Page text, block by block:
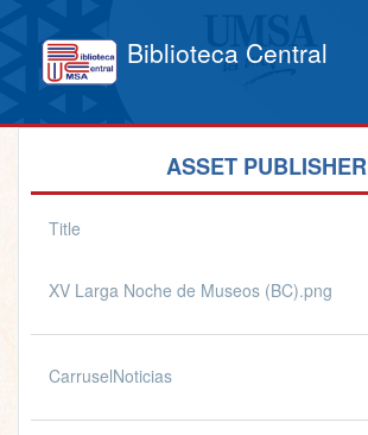
Biblioteca Central
ASSET PUBLISHER
Title
XV Larga Noche de Museos (BC).png
CarruselNoticias